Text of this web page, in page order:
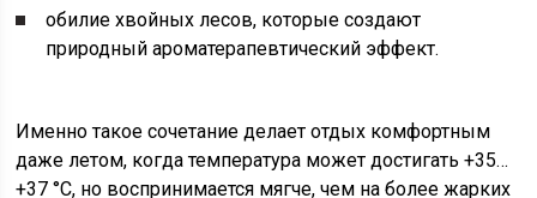
обилие хвойных лесов, которые создают
природный ароматерапевтический эффект.
Именно такое сочетание делает отдых комфортным
даже летом, когда температура может достигать +35…
+37 °C, но воспринимается мягче, чем на более жарких